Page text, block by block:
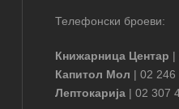
Телефонски броеви:
Книжарница Центар |
Капитол Мол | 02 246
Лептокарија | 02 307